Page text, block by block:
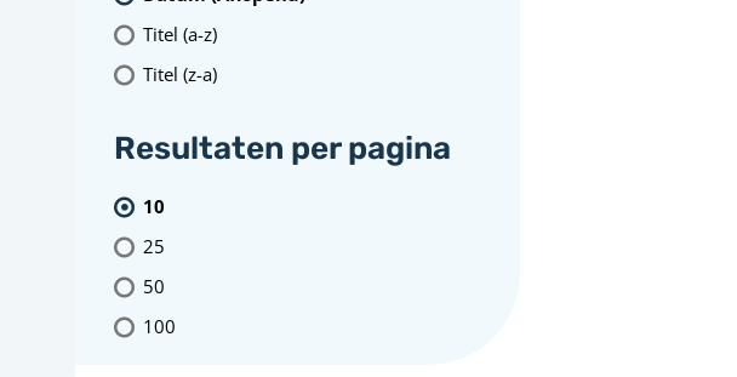
Titel (a-z)
Titel (z-a)
Resultaten per pagina
10
25
50
100